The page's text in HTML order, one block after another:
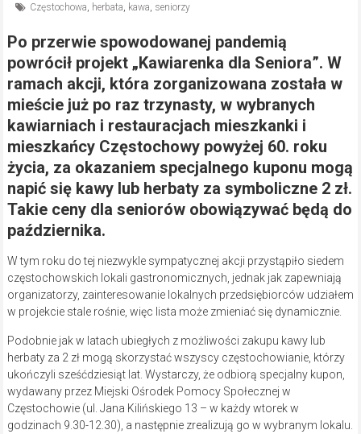
Częstochowa, herbata, kawa, seniorzy
Po przerwie spowodowanej pandemią
powrócił projekt „Kawiarenka dla Seniora”. W
ramach akcji, która zorganizowana została w
mieście już po raz trzynasty, w wybranych
kawiarniach i restauracjach mieszkanki i
mieszkańcy Częstochowy powyżej 60. roku
życia, za okazaniem specjalnego kuponu mogą
napić się kawy lub herbaty za symboliczne 2 zł.
Takie ceny dla seniorów obowiązywać będą do
października.
W tym roku do tej niezwykle sympatycznej akcji przystąpiło siedem
częstochowskich lokali gastronomicznych, jednak jak zapewniają
organizatorzy, zainteresowanie lokalnych przedsiębiorców udziałem
w projekcie stale rośnie, więc lista może zmieniać się dynamicznie.
Podobnie jak w latach ubiegłych z możliwości zakupu kawy lub
herbaty za 2 zł mogą skorzystać wszyscy częstochowianie, którzy
ukończyli sześćdziesiąt lat. Wystarczy, że odbiorą specjalny kupon,
wydawany przez Miejski Ośrodek Pomocy Społecznej w
Częstochowie (ul. Jana Kilińskiego 13 – w każdy wtorek w
godzinach 9.30-12.30), a następnie zrealizują go w wybranym lokalu.